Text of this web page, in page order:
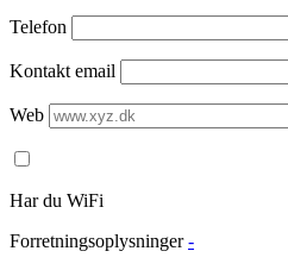
Telefon
Kontakt email
Web
Har du WiFi
Forretningsoplysninger -